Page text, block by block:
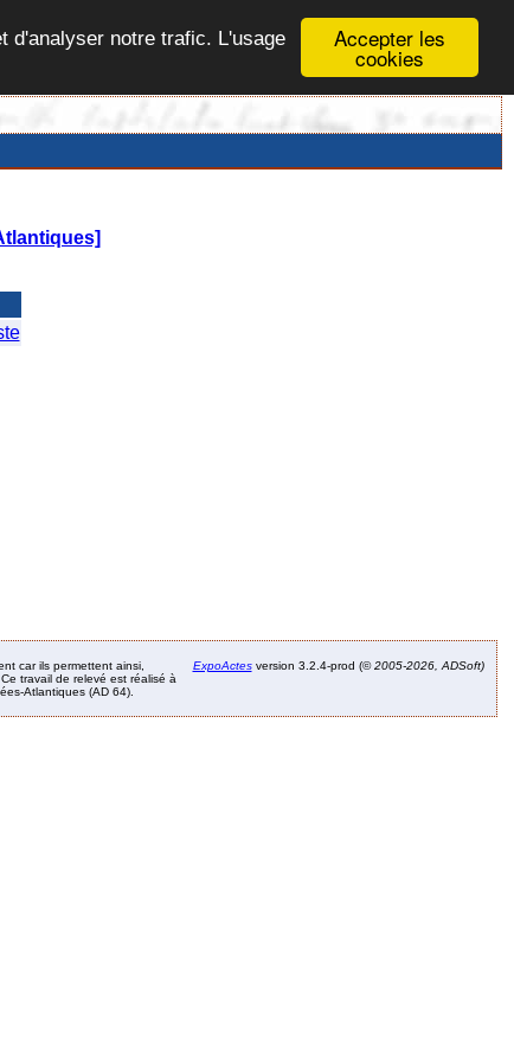
Accepter les
cookies
d'analyser notre trafic. L'usage
car ils permettent ainsi,
travail de relevé est réalisé à
Atlantiques (AD 64).
ExpoActesversion 3.2.4-prod (©2005-2026, ADSoft)